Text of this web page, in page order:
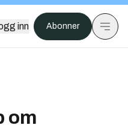
inn Abonner
om